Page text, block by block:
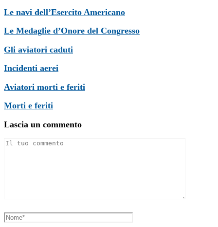
Le navi dell’Esercito Americano
Le Medaglie d’Onore del Congresso
Gli aviatori caduti
Incidenti aerei
Aviatori morti e feriti
Morti e feriti
Lascia un commento